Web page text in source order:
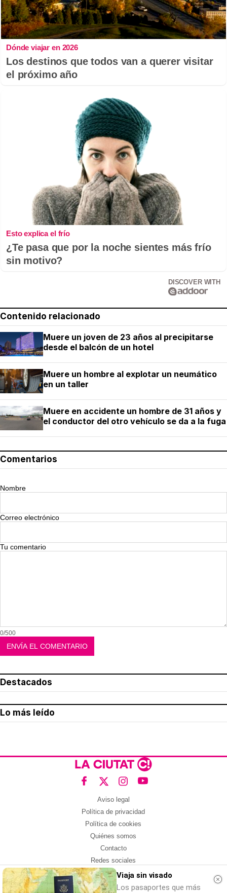
Dónde viajar en 2026
Los destinos que todos van a querer visitar
el próximo año
Esto explica el frío
¿Te pasa que por la noche sientes más frío
sin motivo?
DISCOVER WITH
Contenido relacionado
Muere un joven de 23 años al precipitarse
desde el balcón de un hotel
Muere un hombre al explotar un neumático
en un taller
Muere en accidente un hombre de 31 años y
el conductor del otro vehículo se da a la fuga
Comentarios
Nombre
Correo electrónico
Tu comentario
0/500
Destacados
Lo más leído
Aviso legal
Política de privacidad
Política de cookies
Quiénes somos
Contacto
Redes sociales
Con la colaboración de:Viaja sin visado
Los pasaportes que más